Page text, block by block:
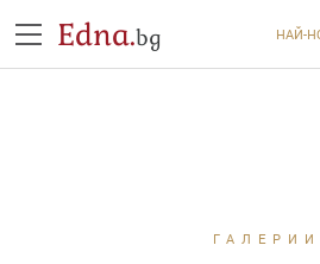
Edna.bg НАЙ-
ГАЛЕРИИ